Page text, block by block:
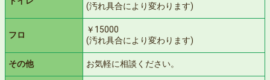
(汚れ具合により変わります)
フロ
￥15000
(汚れ具合により変わります)
その他 お気軽に相談ください。